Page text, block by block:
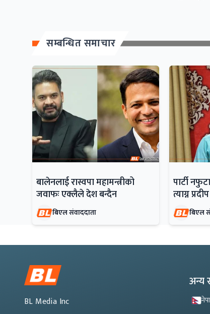
सम्बन्धित समाचार
बालेनलाई रास्वपा महामन्त्रीको
जवाफः एक्लैले देश बन्दैन
बिएल संवाददाता
पार्टी
त्याग्न
बिएल
BL Media Inc
अन्य